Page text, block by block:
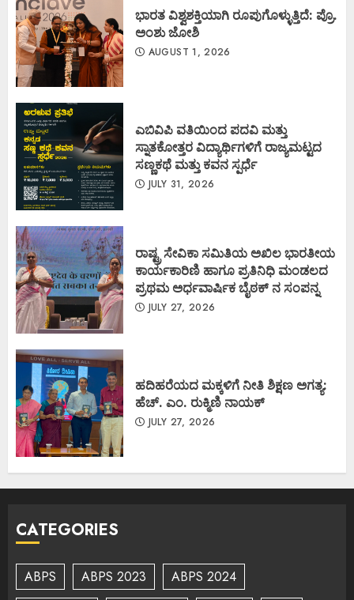
ಭಾರತ ವಿಶ್ವಶಕ್ತಿಯಾಗಿ ರೂಪುಗೊಳ್ಳುತ್ತಿದೆ: ಪ್ರೊ.
ಅಂಶು ಜೋಶಿ
AUGUST 1, 2026
ಎಬಿವಿಪಿ ವತಿಯಿಂದ ಪದವಿ ಮತ್ತು
ಸ್ನಾತಕೋತ್ತರ ವಿದ್ಯಾರ್ಥಿಗಳಿಗೆ ರಾಜ್ಯಮಟ್ಟದ
ಸಣ್ಣಕಥೆ ಮತ್ತು ಕವನ ಸ್ಪರ್ಧೆ
JULY 31, 2026
ರಾಷ್ಟ್ರ ಸೇವಿಕಾ ಸಮಿತಿಯ ಅಖಿಲ ಭಾರತೀಯ
ಕಾರ್ಯಕಾರಿಣಿ ಹಾಗೂ ಪ್ರತಿನಿಧಿ ಮಂಡಲದ
ಪ್ರಥಮ ಅರ್ಧವಾರ್ಷಿಕ ಬೈಠಕ್ ನ ಸಂಪನ್ನ
JULY 27, 2026
ಹದಿಹರೆಯದ ಮಕ್ಕಳಿಗೆ ನೀತಿ ಶಿಕ್ಷಣ ಅಗತ್ಯ:
ಹೆಚ್. ಎಂ. ರುಕ್ಮಿಣಿ ನಾಯಕ್
JULY 27, 2026
CATEGORIES
ABPS ABPS 2023
ABPS 2024